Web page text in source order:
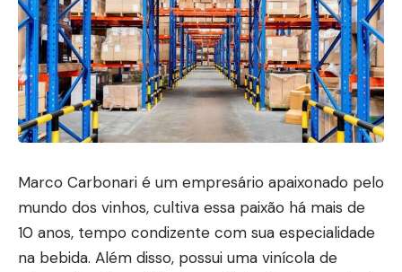
Marco Carbonari é um empresário apaixonado pelo
mundo dos vinhos, cultiva essa paixão há mais de
10 anos, tempo condizente com sua especialidade
na bebida. Além disso, possui uma vinícola de